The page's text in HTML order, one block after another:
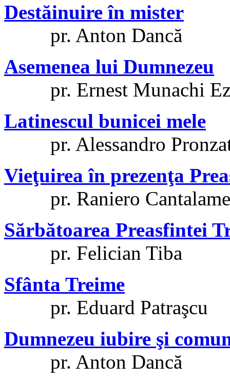
Destăinuire în mister
pr. Anton Dancă
Asemenea lui Dumnezeu
pr. Ernest Munachi
Latinescul bunicei mele
pr. Alessandro
Vieţuirea în prezenţa
pr. Raniero
Sărbătoarea Preasfintei
pr. Felician Tiba
Sfânta Treime
pr. Eduard Patraşcu
Dumnezeu iubire şi
pr. Anton Dancă